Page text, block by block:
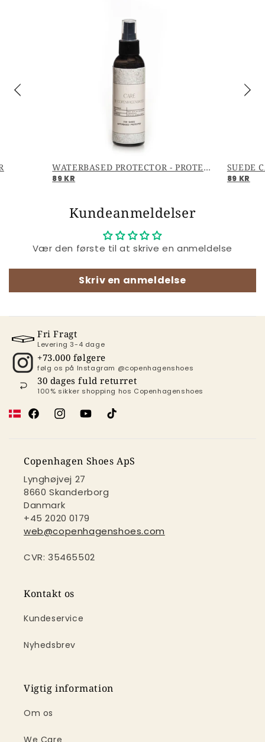
WATERBASED PROTECTOR - PROTECTOR
89 KR
SUEDE
89 KR
Kundeanmeldelser
Vær den første til at skrive en anmeldelse
Skriv en anmeldelse
Fri Fragt
Levering 3-4 dage
+73.000 følgere
følg os på Instagram @copenhagenshoes
30 dages fuld returret
100% sikker shopping hos Copenhagenshoes
FacebookInstagramYouTubeTikTok
Copenhagen Shoes ApS
Lynghøjvej 27
8660 Skanderborg
Danmark
+45 2020 0179
web@copenhagenshoes.com
CVR: 35465502
Kontakt os
Kundeservice
Nyhedsbrev
Vigtig information
Om os
We Care